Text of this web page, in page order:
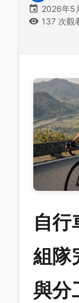
2026年5
137 次觀
自行
組隊
與分